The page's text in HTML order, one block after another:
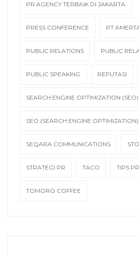
PR AGENCY TERBAIK DI JAKARTA
PRESS CONFERENCE PT
PUBLIC RELATIONS PUBLIC
PUBLIC SPEAKING REPUTASI
SEARCH ENGINE OPTIMIZATION (SEO)
SEO (SEARCH ENGINE OPTIMIZATION)
SEQARA COMMUNICATIONS
STRATEGI PR TACO TIPS PR
TOMORO COFFEE